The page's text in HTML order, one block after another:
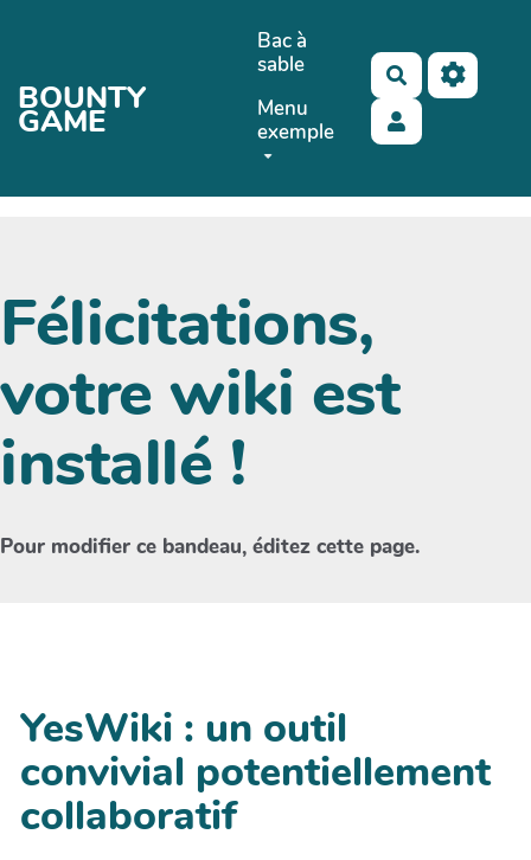
BOUNTY
GAME
Bac à
sable
Menu
exemple
Rechercher
Félicitations,
votre wiki est
installé !
Pour modifier ce bandeau, éditez cette page.
YesWiki : un outil
convivial potentiellement
collaboratif